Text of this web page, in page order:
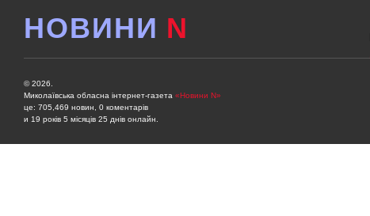
НОВИНИ N
© 2026.
Миколаївська обласна інтернет-газета «Новини N»
це: 705,469 новин, 0 коментарів
и 19 років 5 місяців 25 днів онлайн.